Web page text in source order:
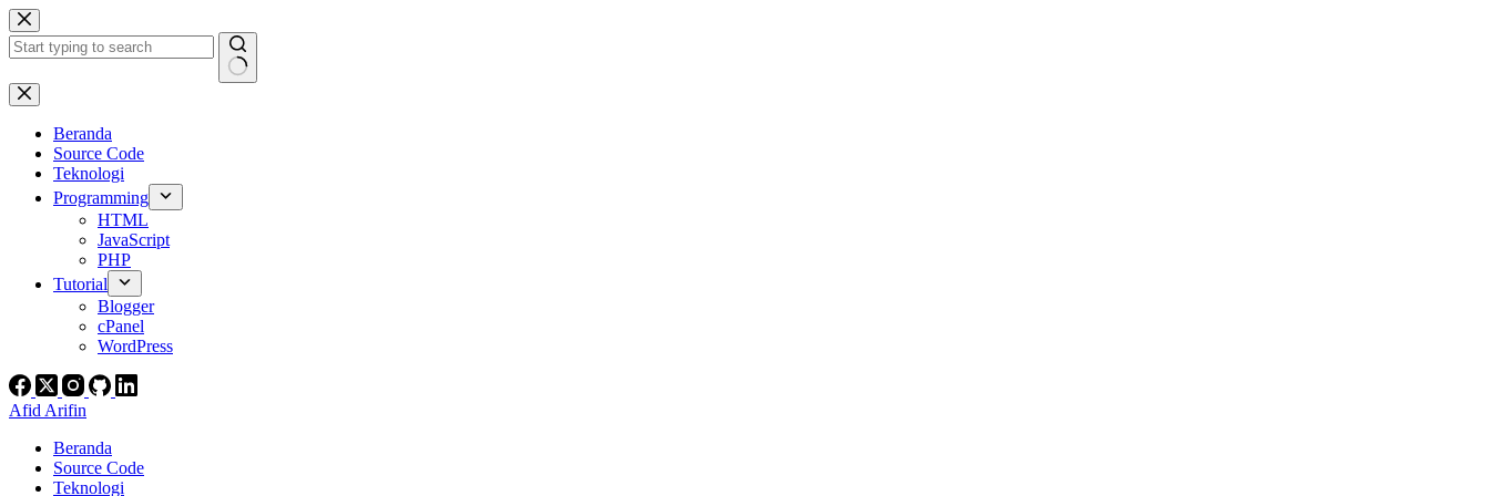
Skip
to
content
No
results
Beranda
Source Code
Teknologi
Programming
HTML
JavaScript
PHP
Tutorial
Blogger
cPanel
WordPress
Afid Arifin
Beranda
Source Code
Teknologi